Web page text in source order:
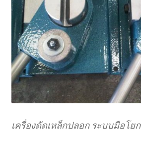
เครื่องดัดเหล็กปลอก ระบบมือโยก